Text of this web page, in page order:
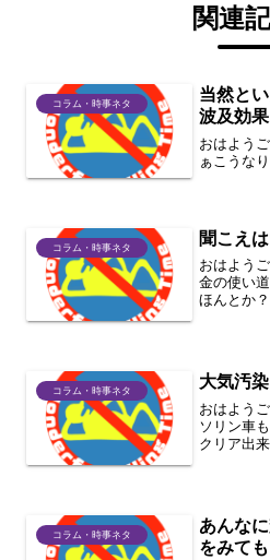
関連
コラム・時事ネタ
当然と
波及効果
おはよう
ぁこうな
コラム・時事ネタ 聞こえ
おはよう
金の使い
ほんとか？
コラム・時事ネタ 大気汚
おはよう
ソリン車
クリア出
コラム・時事ネタ
あんな
をみて